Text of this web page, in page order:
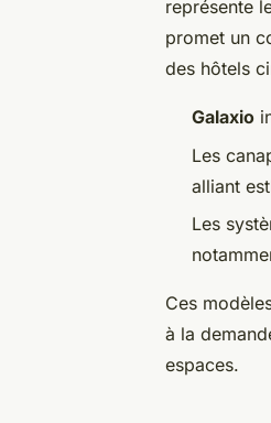
représente
promet un
des hôtels
Galaxio
Les
alliant
Les
Ces
à la
espaces.